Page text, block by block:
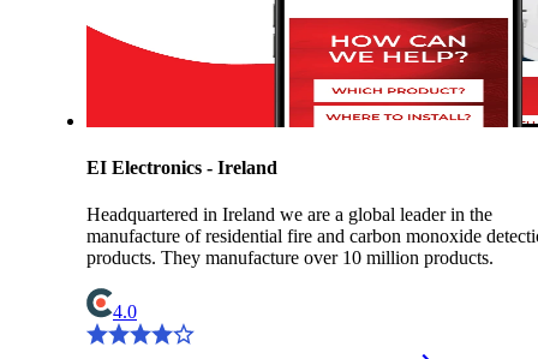
EI Electronics - Ireland
Headquartered in Ireland we are a global leader in the
manufacture of residential fire and carbon monoxide
products. They manufacture over 10 million products.
4.0